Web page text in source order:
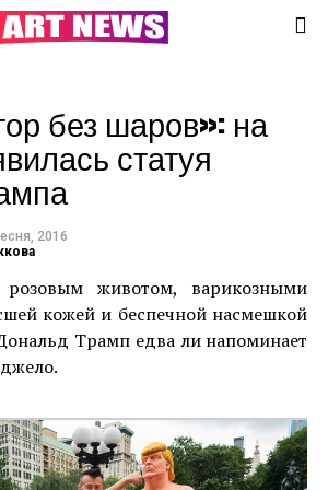
без шаров»: на
статуя
2016
животом, варикозными
кожей и беспечной насмешкой
Трамп едва ли напоминает